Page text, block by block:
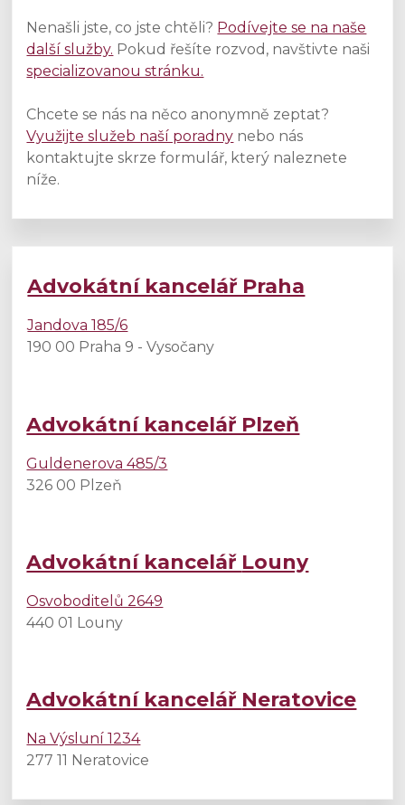
Nenašli jste, co jste chtěli? Podívejte se na naše
další služby. Pokud řešíte rozvod, navštivte naši
specializovanou stránku.
Chcete se nás na něco anonymně zeptat?
Využijte služeb naší poradny nebo nás
kontaktujte skrze formulář, který naleznete
níže.
Advokátní kancelář Praha
Jandova 185/6
190 00 Praha 9 - Vysočany
Advokátní kancelář Plzeň
Guldenerova 485/3
326 00 Plzeň
Advokátní kancelář Louny
Osvoboditelů 2649
440 01 Louny
Advokátní kancelář Neratovice
Na Výsluní 1234
277 11 Neratovice